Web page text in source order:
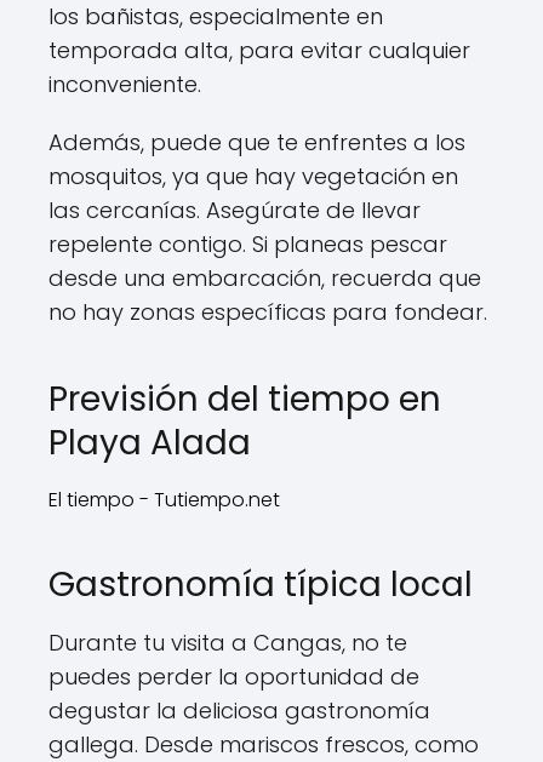
los bañistas, especialmente en
temporada alta, para evitar cualquier
inconveniente.
Además, puede que te enfrentes a los
mosquitos, ya que hay vegetación en
las cercanías. Asegúrate de llevar
repelente contigo. Si planeas pescar
desde una embarcación, recuerda que
no hay zonas específicas para fondear.
Previsión del tiempo en
Playa Alada
El tiempo - Tutiempo.net
Gastronomía típica local
Durante tu visita a Cangas, no te
puedes perder la oportunidad de
degustar la deliciosa gastronomía
gallega. Desde mariscos frescos, como